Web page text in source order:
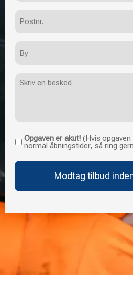
Opgaven
akut!
opgaven
uden
ring
Opgaven er akut! (Hvis
normal åbningstider, så ring